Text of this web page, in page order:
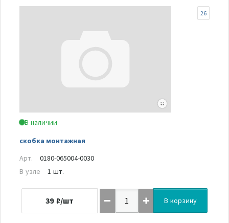
В наличии
скобка монтажная
26
Арт.
0180-065004-0030
В узле
1 шт.
39 ₽/шт В корзину